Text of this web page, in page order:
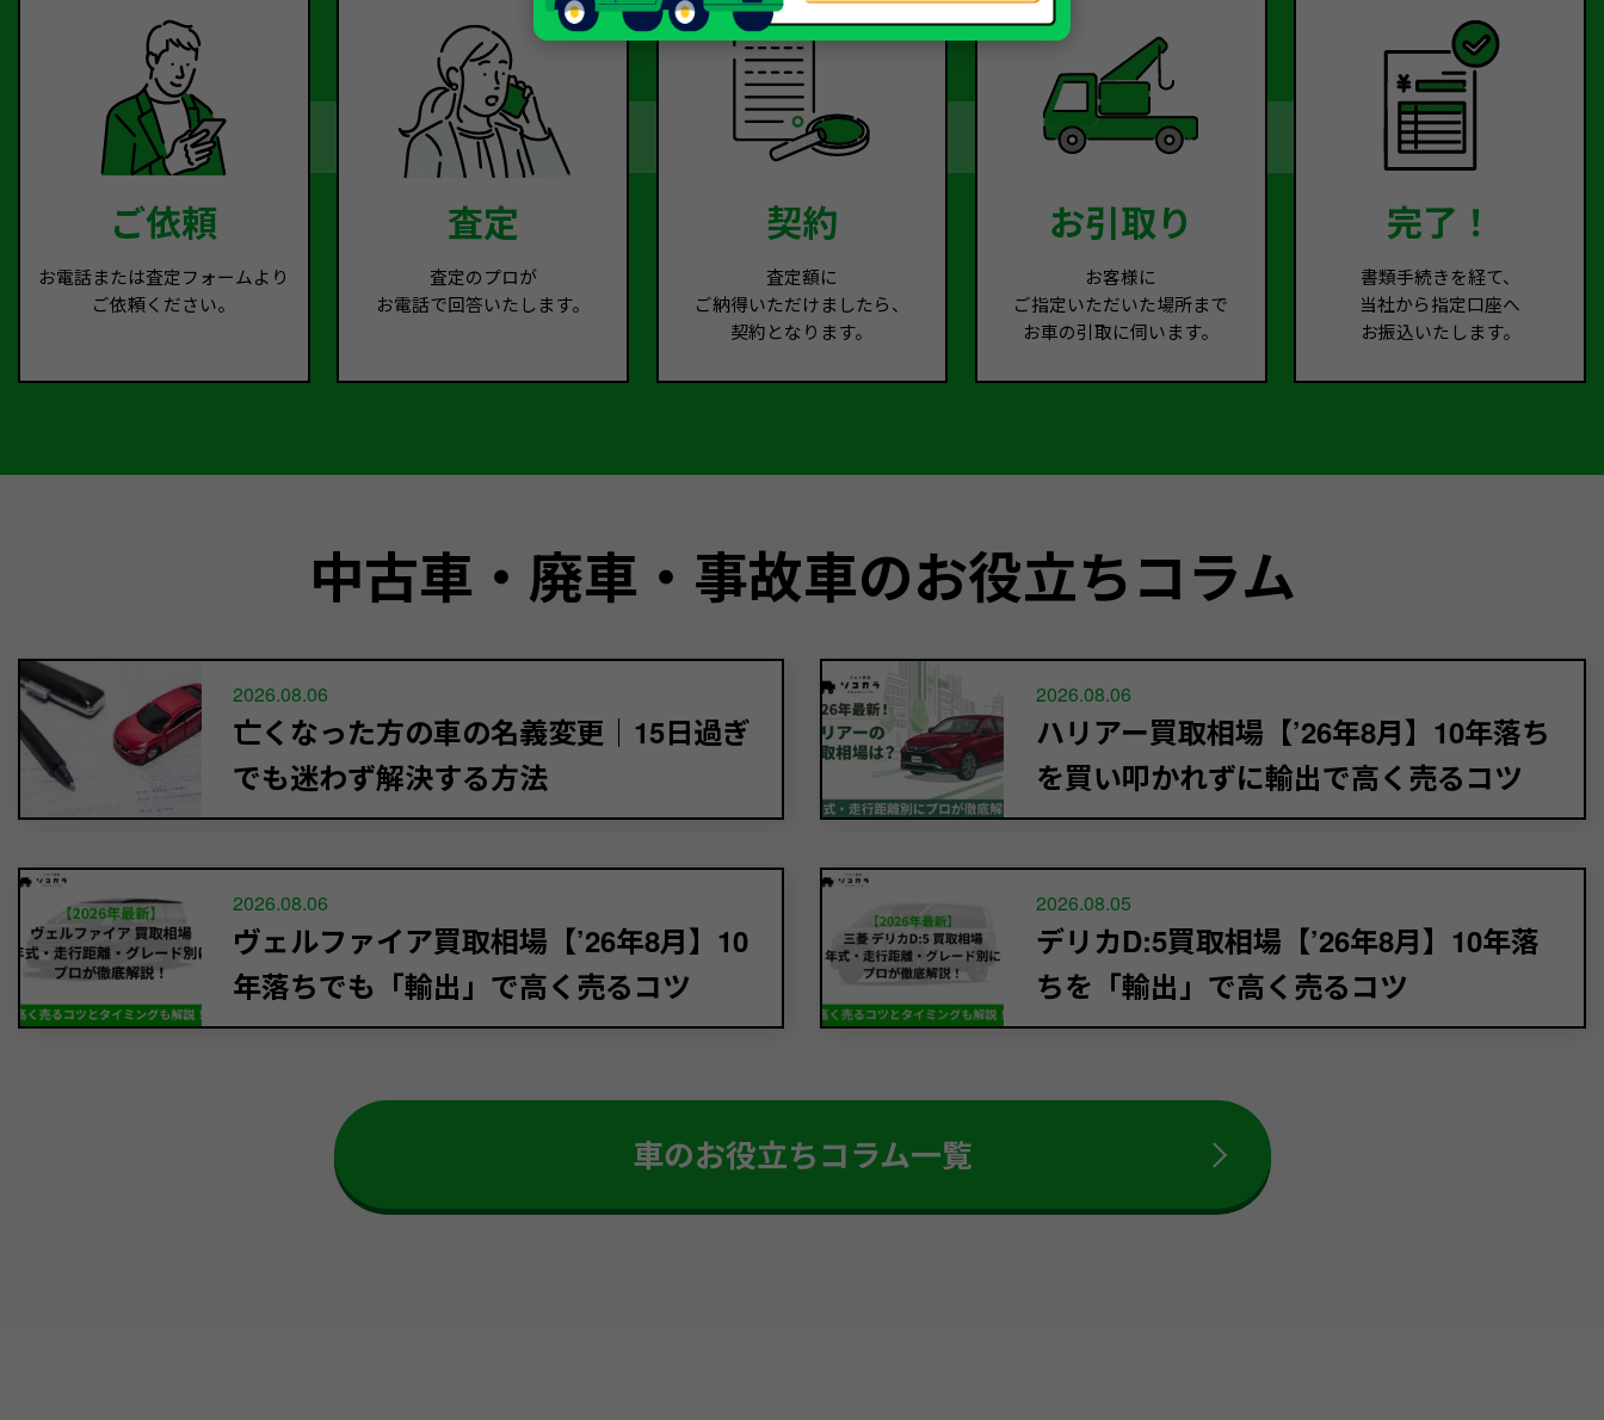
ご依頼
お電話または査定フォームより
ご依頼ください。
査定
査定のプロが
お電話で回答いたします。
契約
査定額に
ご納得いただけましたら、
契約となります。
お引取り
お客様に
ご指定いただいた場所まで
お車の引取に伺います。
完了！
書類手続きを経て、
当社から指定口座へ
お振込いたします。
中古車・廃車・事故車のお役立ちコラム
2026.08.06
亡くなった方の車の名義変更｜15日過ぎ
でも迷わず解決する方法
2026.08.06
ハリアー買取相場【’26年8月】10年落ち
を買い叩かれずに輸出で高く売るコツ
2026.08.06
ヴェルファイア買取相場【’26年8月】10
年落ちでも「輸出」で高く売るコツ
2026.08.05
デリカD:5買取相場【’26年8月】10年落
ちを「輸出」で高く売るコツ
車のお役立ちコラム一覧